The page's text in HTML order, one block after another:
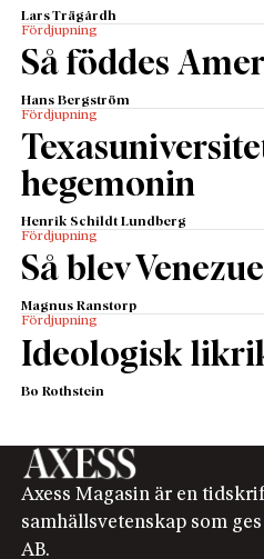
Lars Trägårdh
Fördjupning
Så föddes
Hans Bergström
Fördjupning
hegemonin
Henrik Schildt Lundberg
Fördjupning
Så blev
Magnus Ranstorp
Fördjupning
Ideologisk
Bo Rothstein
Axess Magasin är en
samhällsvetenskap som
AB.